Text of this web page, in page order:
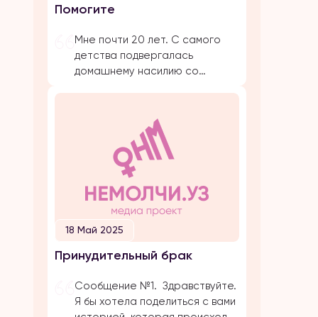
предложение. Мы […]
Помогите
Мне почти 20 лет. С самого
детства подвергалась
домашнему насилию со
Было очень много плохих
событий, когда меня сильно
избивал папа. Даже не знаю с
чего начать. Самое страшное
и обидное, они абсолютно все
свои действия прикрывают
религией. Мол, это для нашего
блага. Однако, этого блага
совершенно нет […]
18 Май 2025
Принудительный брак
Сообщение №1. Здравствуйте.
Я бы хотела поделиться с вами